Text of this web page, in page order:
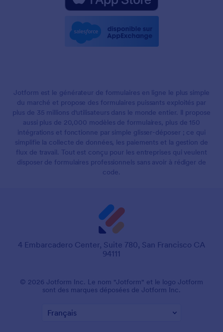
Jotform est le générateur de formulaires en ligne le plus simple
du marché et propose des formulaires puissants exploités par
plus de 35 millions d'utilisateurs dans le monde entier. Il propose
aussi plus de 20,000 modèles de formulaires, plus de 150
intégrations et fonctionne par simple glisser-déposer ; ce qui
simplifie la collecte de données, les paiements et la gestion de
flux de travail. Tout est conçu pour les entreprises qui veulent
disposer de formulaires professionnels sans avoir à rédiger de
code.
4 Embarcadero Center, Suite 780, San Francisco CA
94111
© 2026 Jotform Inc. Le nom "Jotform" et le logo Jotform
sont des marques déposées de Jotform Inc.